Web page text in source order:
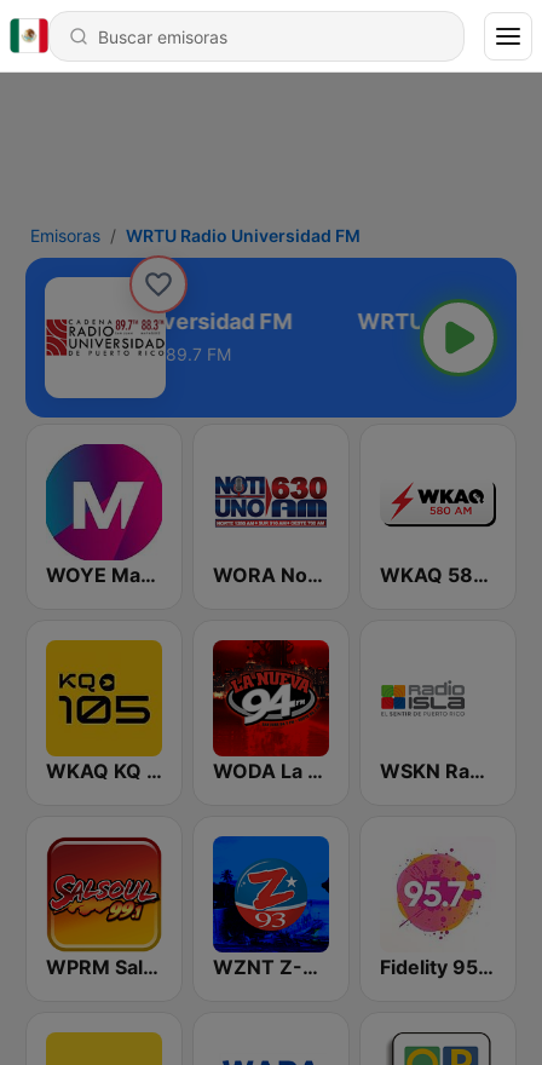
Emisoras WRTU Radio Universidad FM
Radio Universidad FM
89.7 FM
WOYE Magic 97.3 FM WORA Noti Uno 630 AM WKAQ 580 AM
WKAQ KQ 105 WODA La Nueva 94 FM WSKN Radio Isla 1320 AM
WPRM Salsoul 99.1 FM WZNT Z-93 FM Fidelity 95.7 FM